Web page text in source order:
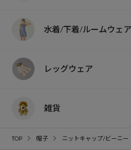
水着/下着/ルームウェア
レッグウェア
雑貨
TOP 帽子 ニットキャップ/ビーニー